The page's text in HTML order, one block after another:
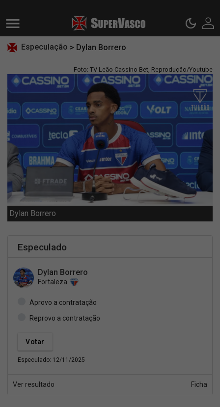
Especulação > Dylan Borrero
Foto: TV Leão Cassino Bet, Reprodução/Youtube
Dylan Borrero
Especulado
Dylan Borrero
Fortaleza
Aprovo a contratação
Reprovo a contratação
Especulado: 12/11/2025
Ver resultado Ficha